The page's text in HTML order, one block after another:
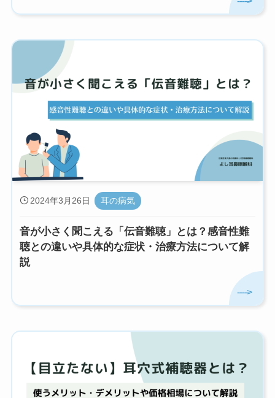
音が小さく聞こえる「伝音難聴」とは？感音性難
聴との違いや具体的な症状・治療方法について解
説
2024年3月26日 耳の病気